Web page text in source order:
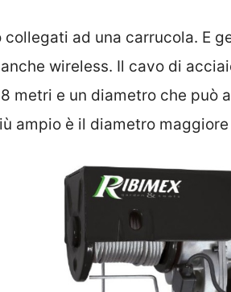
collegati ad una carrucola. E
wireless. Il cavo di
metri e un diametro che può
ampio è il diametro